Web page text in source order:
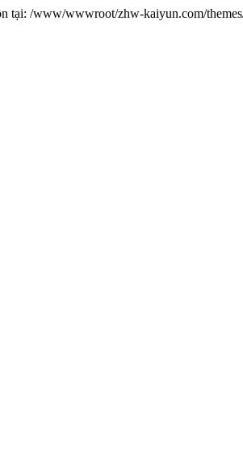
tại: /www/wwwroot/zhw-kaiyun.com/